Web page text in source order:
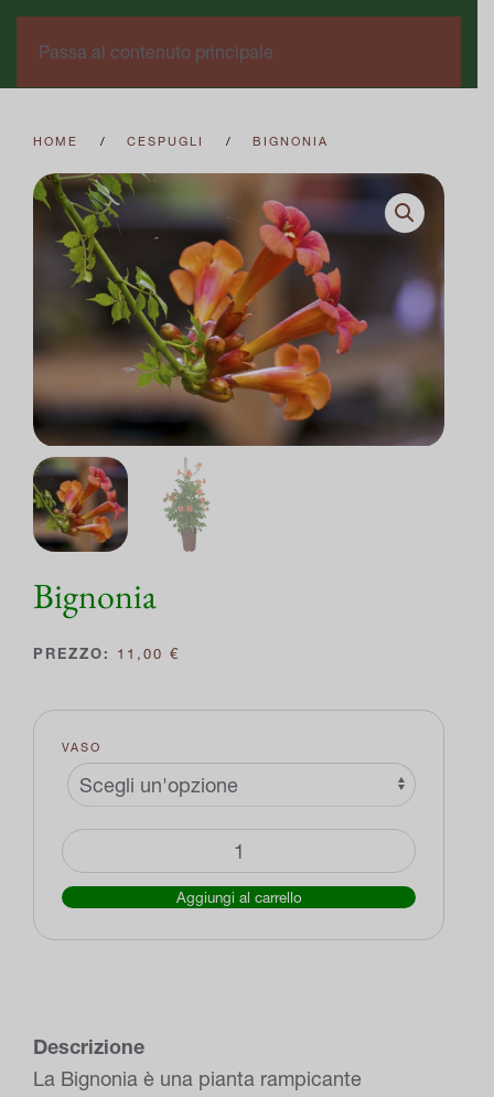
Passa al contenuto principale
HOME CESPUGLI BIGNONIA
Bignonia
11,00 €
VASO
Bignonia
quantità
Aggiungi al carrello
Descrizione
La Bignonia è una pianta rampicante